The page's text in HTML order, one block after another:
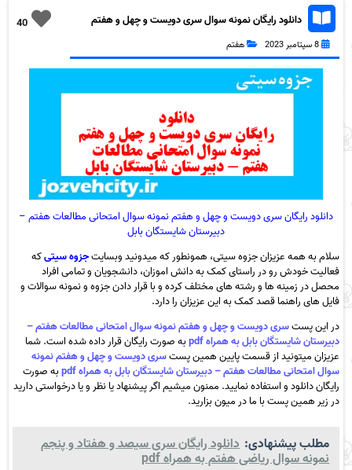
40
دانلود رایگان نمونه سوال سری دویست و چهل و هفتم
مطالعات اجتماعی هفتم به همراه pdf
8 سپتامبر 2023 هفتم
دانلود رایگان سری دویست و چهل و هفتم نمونه سوال امتحانی مطالعات هفتم –
دبیرستان شایستگان بابل
سلام به همه عزیزان جزوه سیتی، همونطور که میدونید وبسایتجزوه سیتیکه
فعالیت خودش رو در راستای کمک به دانش اموزان، دانشجویان و تمامی افراد
محصل در زمینه ها و رشته های مختلف کرده و با قرار دادن جزوه و نمونه سوالات و
فایل های راهنما قصد کمک به این عزیزان را دارد.
در این پستسری دویست و چهل و هفتم نمونه سوال امتحانی مطالعات هفتم –
دبیرستان شایستگان بابل به همراه pdf
به صورت رایگان قرار داده شده است. شما
عزیزان میتونید از قسمت پایین همین پستسری دویست و چهل و هفتم نمونه
سوال امتحانی مطالعات هفتم – دبیرستان شایستگان بابل به همراه pdf
به صورت
رایگان دانلود و استفاده نمایید. ممنون میشیم اگر پیشنهاد یا نظر و یا درخواستی دارید
در زیر همین پست با ما در میون بزارید.
مطلب پیشنهادی: دانلود رایگان سری سیصد و هفتاد و پنجم
نمونه سوال ریاضی هفتم به همراه pdf